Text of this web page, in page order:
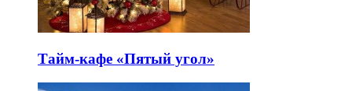
Тайм-кафе «Пятый угол»